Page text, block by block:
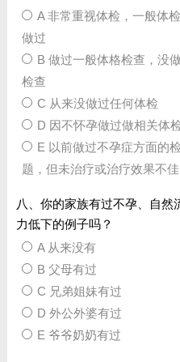
A 非常重视体检，一般体
做过
B 做过一般体格检查，没
检查
C 从来没做过任何体检
D 因不怀孕做过做相关体
E 以前做过不孕症方面的
题，但未治疗或治疗效果不佳
八、你的家族有过不孕、自然
力低下的例子吗？
A 从来没有
B 父母有过
C 兄弟姐妹有过
D 外公外婆有过
E 爷爷奶奶有过